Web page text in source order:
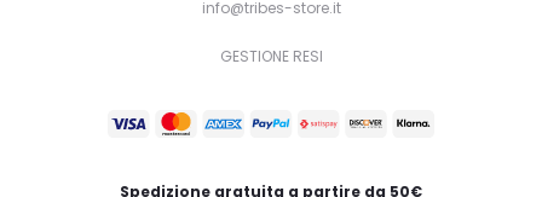
info@tribes-store.it
GESTIONE RESI
Spedizione gratuita a partire da 50€